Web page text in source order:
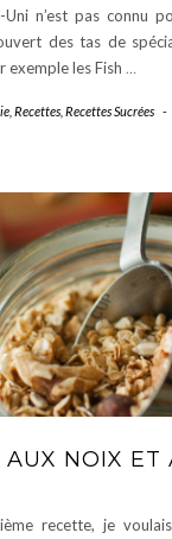
n’est pas connu
des tas de
exemple les Fish …
Recettes Recettes Sucrées -
NOIX ET
recette, je